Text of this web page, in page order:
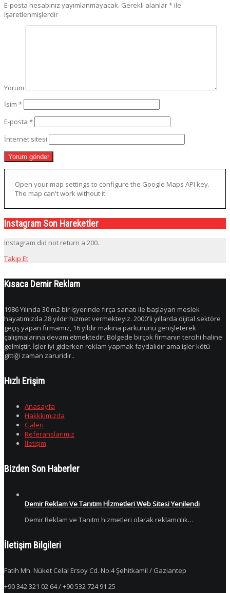
E-posta hesabınız yayımlanmayacak. Gerekli alanlar* ile
işaretlenmişlerdir
Yorum
İsim *
E-posta *
İnternet sitesi
Open your map settings to configure the Google Maps API key.
The map can't work without it.
Instagram Son Hareketler
Instagram did not return a 200.
Takip Et
Kısaca Demir Reklam
1986 Yılında 30 m2 bir işyerinde fırça sanatı ile başlayan meslek
hayatımızda 28 yıldır hizmet vermekteyiz. 2000'li yıllarda dijital sektöre
geçiş yapan firmamız, 16 yıldır makina parkurunu genişleterek
çalışmalarına devam etmektedir. Bölgede birçok firmanın tercihi haline
gelmiştir. İşler iyi giderken reklam yapmak faydalıdır ama işler kötü
gittiği zaman zaruridir..
Hızlı Erişim
Anasayfa
Hakkkımızda
Galeri
Referanslarımız
İletişim
Bizden Son Haberler
Demir Reklam Ve Tanıtım Hİzmetleri Web Sitesi Yenilendi
Demir Reklam ve Tanıtm hizmetleri olarak reklamcılık…
İletişim Bilgileri
Fatih Mh. Nüket Celal Ersoy Cd. No:4 Şehitkamil / Gaziantep
+90 342 321 02 64 / +90 532 724 91 25